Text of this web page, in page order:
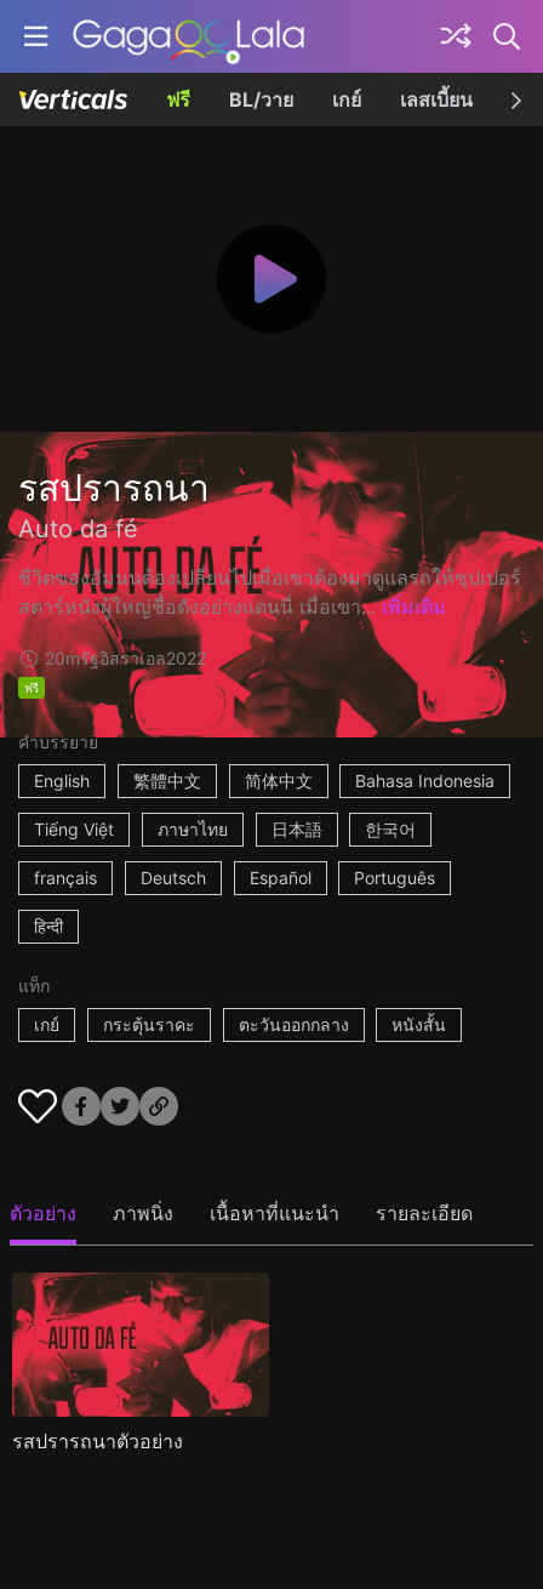
ฟรี BL/วาย เกย์ เลสเบี้ยน เค
รสปรารถนา
Auto da fé
ชีวิตของอัมนนต้องเปลี่ยนไปเมื่อเขาต้องมาดูแลรถให้ซุปเปอร์
สตาร์หนังผู้ใหญ่ชื่อดังอย่างแดนนี่ เมื่อเขา... เพิ่มเติม
20mรัฐอิสราเอล2022
ฟรี
คำบรรยาย
English
繁體中文 简体中文 Bahasa Indonesia
Tiếng Việt ภาษาไทย 日本語 한국어
français Deutsch Español Português
हिन्दी
แท็ก
เกย์
กระตุ้นราคะ ตะวันออกกลาง หนังสั้น
ตัวอย่าง ภาพนิ่ง เนื้อหาที่แนะนำ รายละเอียด
รสปรารถนาตัวอย่าง